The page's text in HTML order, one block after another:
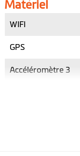
Matériel
WIFI
GPS
Accéléromètre 3